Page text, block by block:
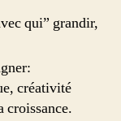
qui” grandir,
créativité
croissance.